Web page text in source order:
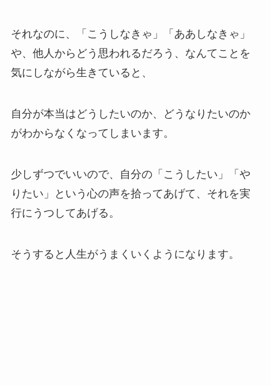
それなのに、「こうしなきゃ」「ああしなきゃ」
や、他人からどう思われるだろう、なんてことを
気にしながら生きていると、
自分が本当はどうしたいのか、どうなりたいのか
がわからなくなってしまいます。
少しずつでいいので、自分の「こうしたい」「や
りたい」という心の声を拾ってあげて、それを実
行にうつしてあげる。
そうすると人生がうまくいくようになります。